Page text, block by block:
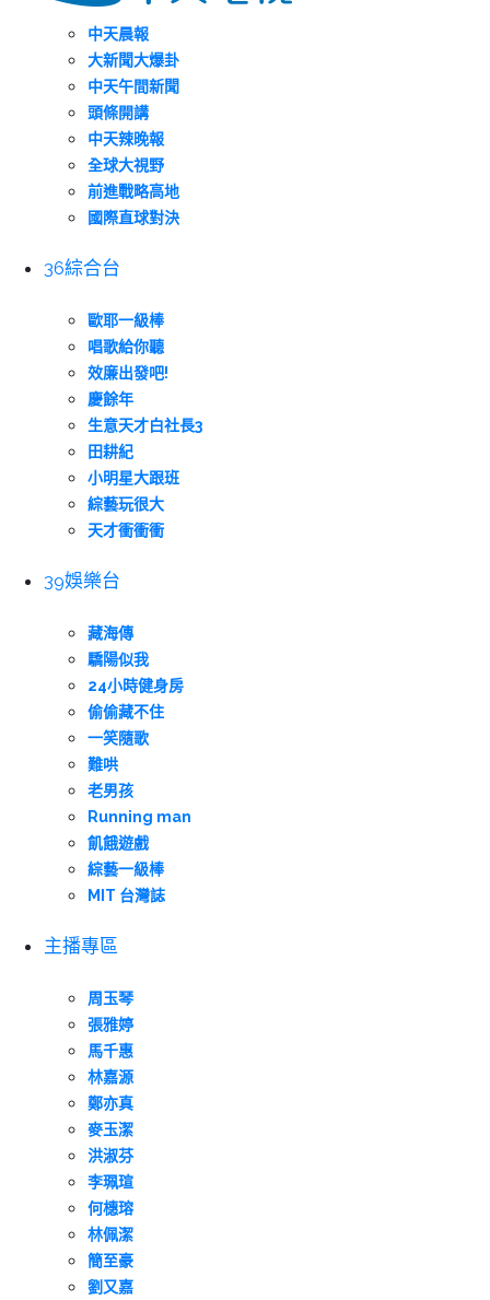
中天晨報
大新聞大爆卦
中天午間新聞
頭條開講
中天辣晚報
全球大視野
前進戰略高地
國際直球對決
36綜合台
歐耶一級棒
唱歌給你聽
效廉出發吧!
慶餘年
生意天才白社長3
田耕紀
小明星大跟班
綜藝玩很大
天才衝衝衝
39娛樂台
藏海傳
驕陽似我
24小時健身房
偷偷藏不住
一笑隨歌
難哄
老男孩
Running man
飢餓遊戲
綜藝一級棒
MIT 台灣誌
主播專區
周玉琴
張雅婷
馬千惠
林嘉源
鄭亦真
麥玉潔
洪淑芬
李珮瑄
何橞瑢
林佩潔
簡至豪
劉又嘉